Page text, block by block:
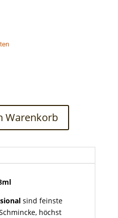
Warenkorb
sind feinste
höchst